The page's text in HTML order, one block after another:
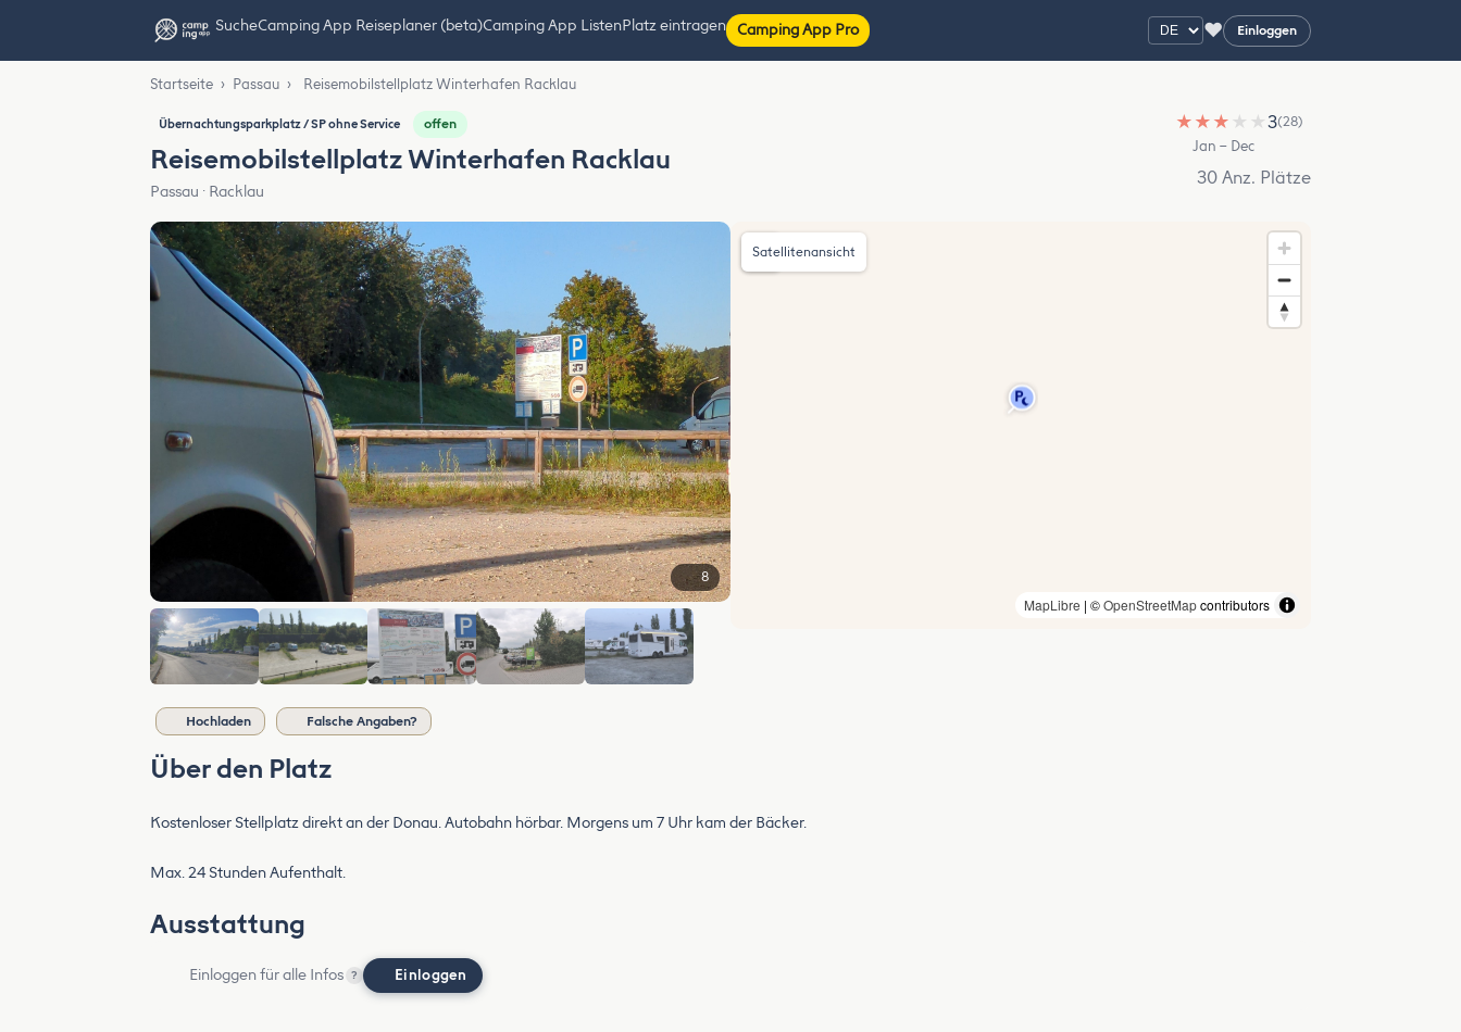
SucheCamping App Reiseplaner (beta)Camping App ListenPlatz eintragen Camping App Pro ♥ Einloggen
Startseite › Passau › Reisemobilstellplatz Winterhafen Racklau
Übernachtungsparkplatz / SP ohne Service offen
Reisemobilstellplatz Winterhafen Racklau
Passau · Racklau
★ ★ ★ ★ ★3(28)
Jan – Dec
30 Anz. Plätze
8
MapLibre | ©OpenStreetMapcontributors
Satellitenansicht
Hochladen Falsche Angaben?
Über den Platz
Kostenloser Stellplatz direkt an der Donau. Autobahn hörbar. Morgens um 7 Uhr kam der Bäcker.
Max. 24 Stunden Aufenthalt.
Ausstattung
Einloggen für alle Infos ? Einloggen